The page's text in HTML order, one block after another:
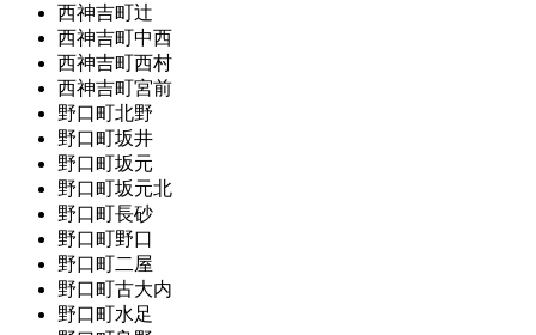
西神吉町辻
西神吉町中西
西神吉町西村
西神吉町宮前
野口町北野
野口町坂井
野口町坂元
野口町坂元北
野口町長砂
野口町野口
野口町二屋
野口町古大内
野口町水足